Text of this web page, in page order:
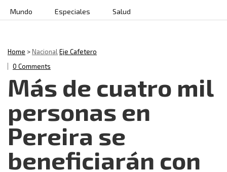
Mundo
Especiales Salud
Home >NacionalEje Cafetero
0 Comments
Más de cuatro mil
personas en
Pereira se
beneficiarán con